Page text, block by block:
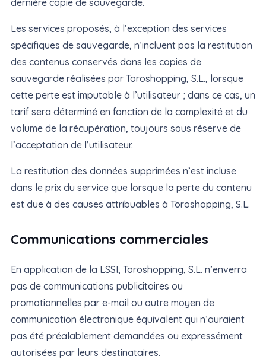
dernière copie de sauvegarde.
Les services proposés, à l’exception des services
spécifiques de sauvegarde, n’incluent pas la restitution
des contenus conservés dans les copies de
sauvegarde réalisées par Toroshopping, S.L., lorsque
cette perte est imputable à l’utilisateur ; dans ce cas, un
tarif sera déterminé en fonction de la complexité et du
volume de la récupération, toujours sous réserve de
l’acceptation de l’utilisateur.
La restitution des données supprimées n’est incluse
dans le prix du service que lorsque la perte du contenu
est due à des causes attribuables à Toroshopping, S.L.
Communications commerciales
En application de la LSSI, Toroshopping, S.L. n’enverra
pas de communications publicitaires ou
promotionnelles par e-mail ou autre moyen de
communication électronique équivalent qui n’auraient
pas été préalablement demandées ou expressément
autorisées par leurs destinataires.